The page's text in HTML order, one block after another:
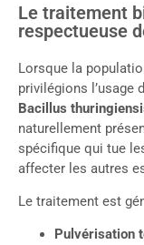
Le traitement
respectueuse
Lorsque la
privilégions l’usage
Bacillus
naturellement
spécifique qui tue
affecter les autres
Le traitement est
Pulvérisation